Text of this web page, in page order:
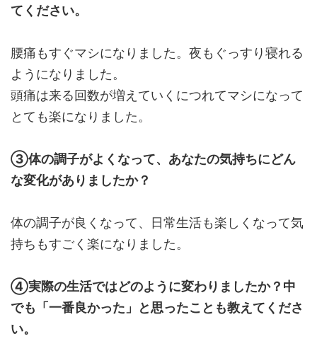
てください。
腰痛もすぐマシになりました。夜もぐっすり寝れる
ようになりました。
頭痛は来る回数が増えていくにつれてマシになって
とても楽になりました。
③体の調子がよくなって、あなたの気持ちにどん
な変化がありましたか？
体の調子が良くなって、日常生活も楽しくなって気
持ちもすごく楽になりました。
④実際の生活ではどのように変わりましたか？中
でも「一番良かった」と思ったことも教えてくださ
い。